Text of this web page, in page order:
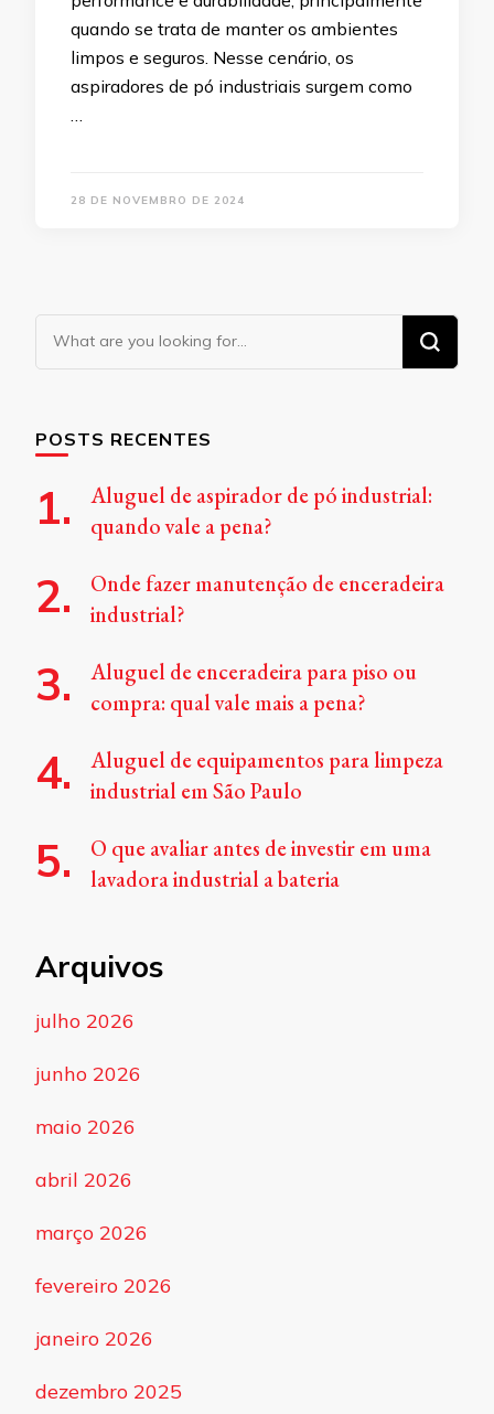
quando se trata de manter os ambientes
limpos e seguros. Nesse cenário, os
aspiradores de pó industriais surgem como
…
28 DE NOVEMBRO DE 2024
Looking
POSTS RECENTES
Aluguel de aspirador de pó industrial:
quando vale a pena?
Onde fazer manutenção de enceradeira
industrial?
Aluguel de enceradeira para piso ou
compra: qual vale mais a pena?
Aluguel de equipamentos para limpeza
industrial em São Paulo
O que avaliar antes de investir em uma
lavadora industrial a bateria
Arquivos
julho 2026
junho 2026
maio 2026
abril 2026
março 2026
fevereiro 2026
janeiro 2026
dezembro 2025